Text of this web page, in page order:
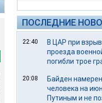
ПОСЛЕДНИЕ
22:40
В ЦАР при
проезда
погибли трое
20:08
Байден
человека на
Путиным и не